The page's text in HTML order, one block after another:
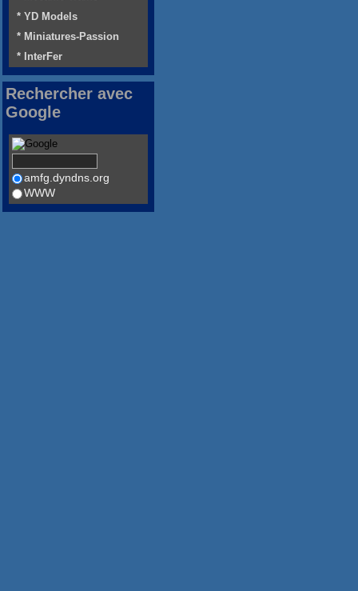
* YD Models
* Miniatures-Passion
* InterFer
Rechercher avec
Google
amfg.dyndns.org
WWW